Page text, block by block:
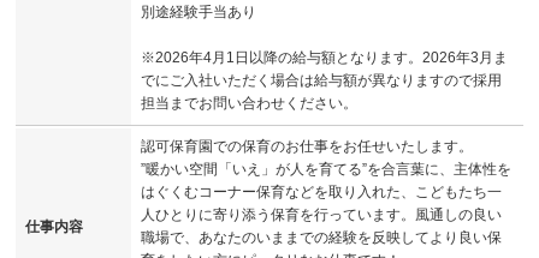
別途経験手当あり
※2026年4月1日以降の給与額となります。2026年3月ま
でにご入社いただく場合は給与額が異なりますので採用
担当までお問い合わせください。
仕事内容
認可保育園での保育のお仕事をお任せいたします。
”暖かい空間「いえ」が人を育てる”を合言葉に、主体性を
はぐくむコーナー保育などを取り入れた、こどもたち一
人ひとりに寄り添う保育を行っています。風通しの良い
職場で、あなたのいままでの経験を反映してより良い保